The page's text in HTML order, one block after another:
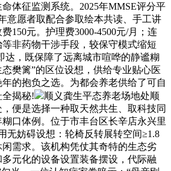
体征监测系统。2025年MMSE评分平
意愿者取配合参取绘本共读、手工讲
150元。护理费3000-4500元/月；连
非药物干涉手段，较保守模式缩短
达，既保障了远离城市喧哗的静谧糊
樊篱”的区位设想，供给专业贴心医
的抱负之选。为都会养老供给了可自
揭秘!
顺义龚生平态养老场地处顺
便是选择一种取天然共生、取科技同
口体例。位于市丰台区长辛店永兴里
无妨碍设想：轮椅反转展转空间≥1.8
需求。该机构凭仗其奇特的生态劣
元化的设备设置装备摆设，代际融